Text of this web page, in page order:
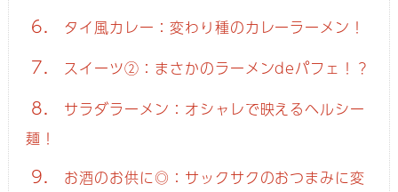
6. タイ風カレー：変わり種のカレーラーメン！
7. スイーツ②：まさかのラーメンdeパフェ！？
8.
サラダラーメン：オシャレで映えるヘルシー
麺！
9.
お酒のお供に◎：サックサクのおつまみに変